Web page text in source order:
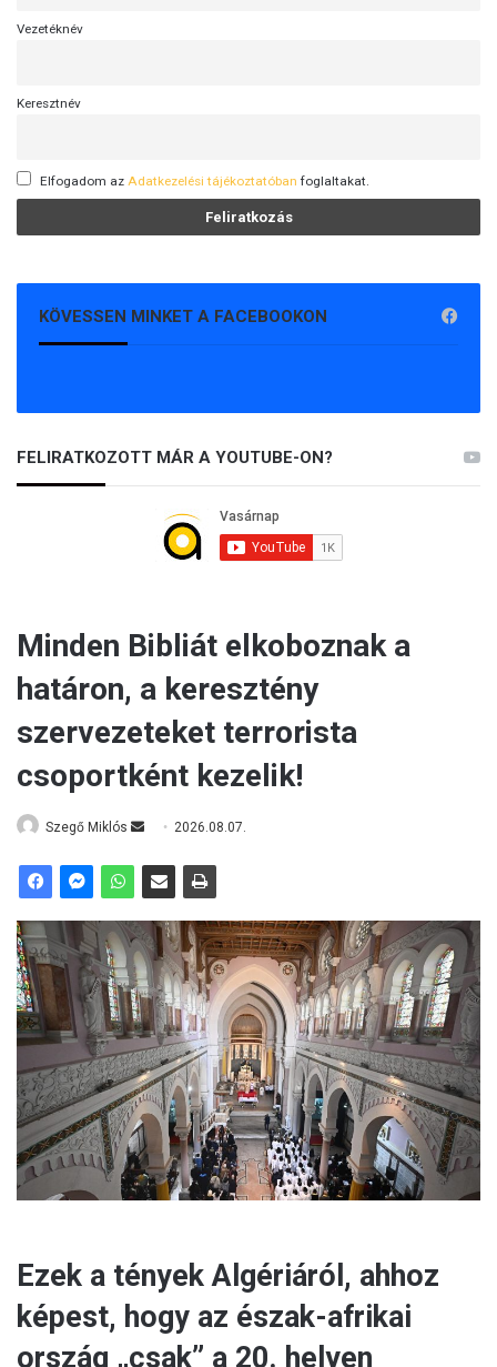
Vezetéknév
Keresztnév
Elfogadom az Adatkezelési tájékoztatóban foglaltakat.
KÖVESSEN MINKET A FACEBOOKON
FELIRATKOZOTT MÁR A YOUTUBE-ON?